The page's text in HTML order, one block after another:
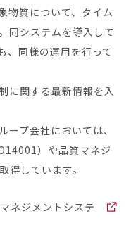
物質について、タイム
同システムを導入して
、同様の運用を行って
に関する最新情報を入
プ会社においては、
）や品質マネジ
得しています。
ネジメントシステ